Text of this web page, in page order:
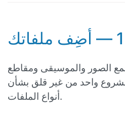
الصور والموسيقى ومقاطع
واحد من غير قلق بشأن
أنواع الملفات.